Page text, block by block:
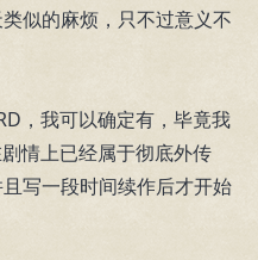
似的麻烦，只不过意义不
，我可以确定有，毕竟我
情上已经属于彻底外传
写一段时间续作后才开始